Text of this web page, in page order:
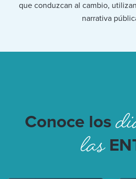
que conduzcan al cambio,
narrativa
Conoce los
las